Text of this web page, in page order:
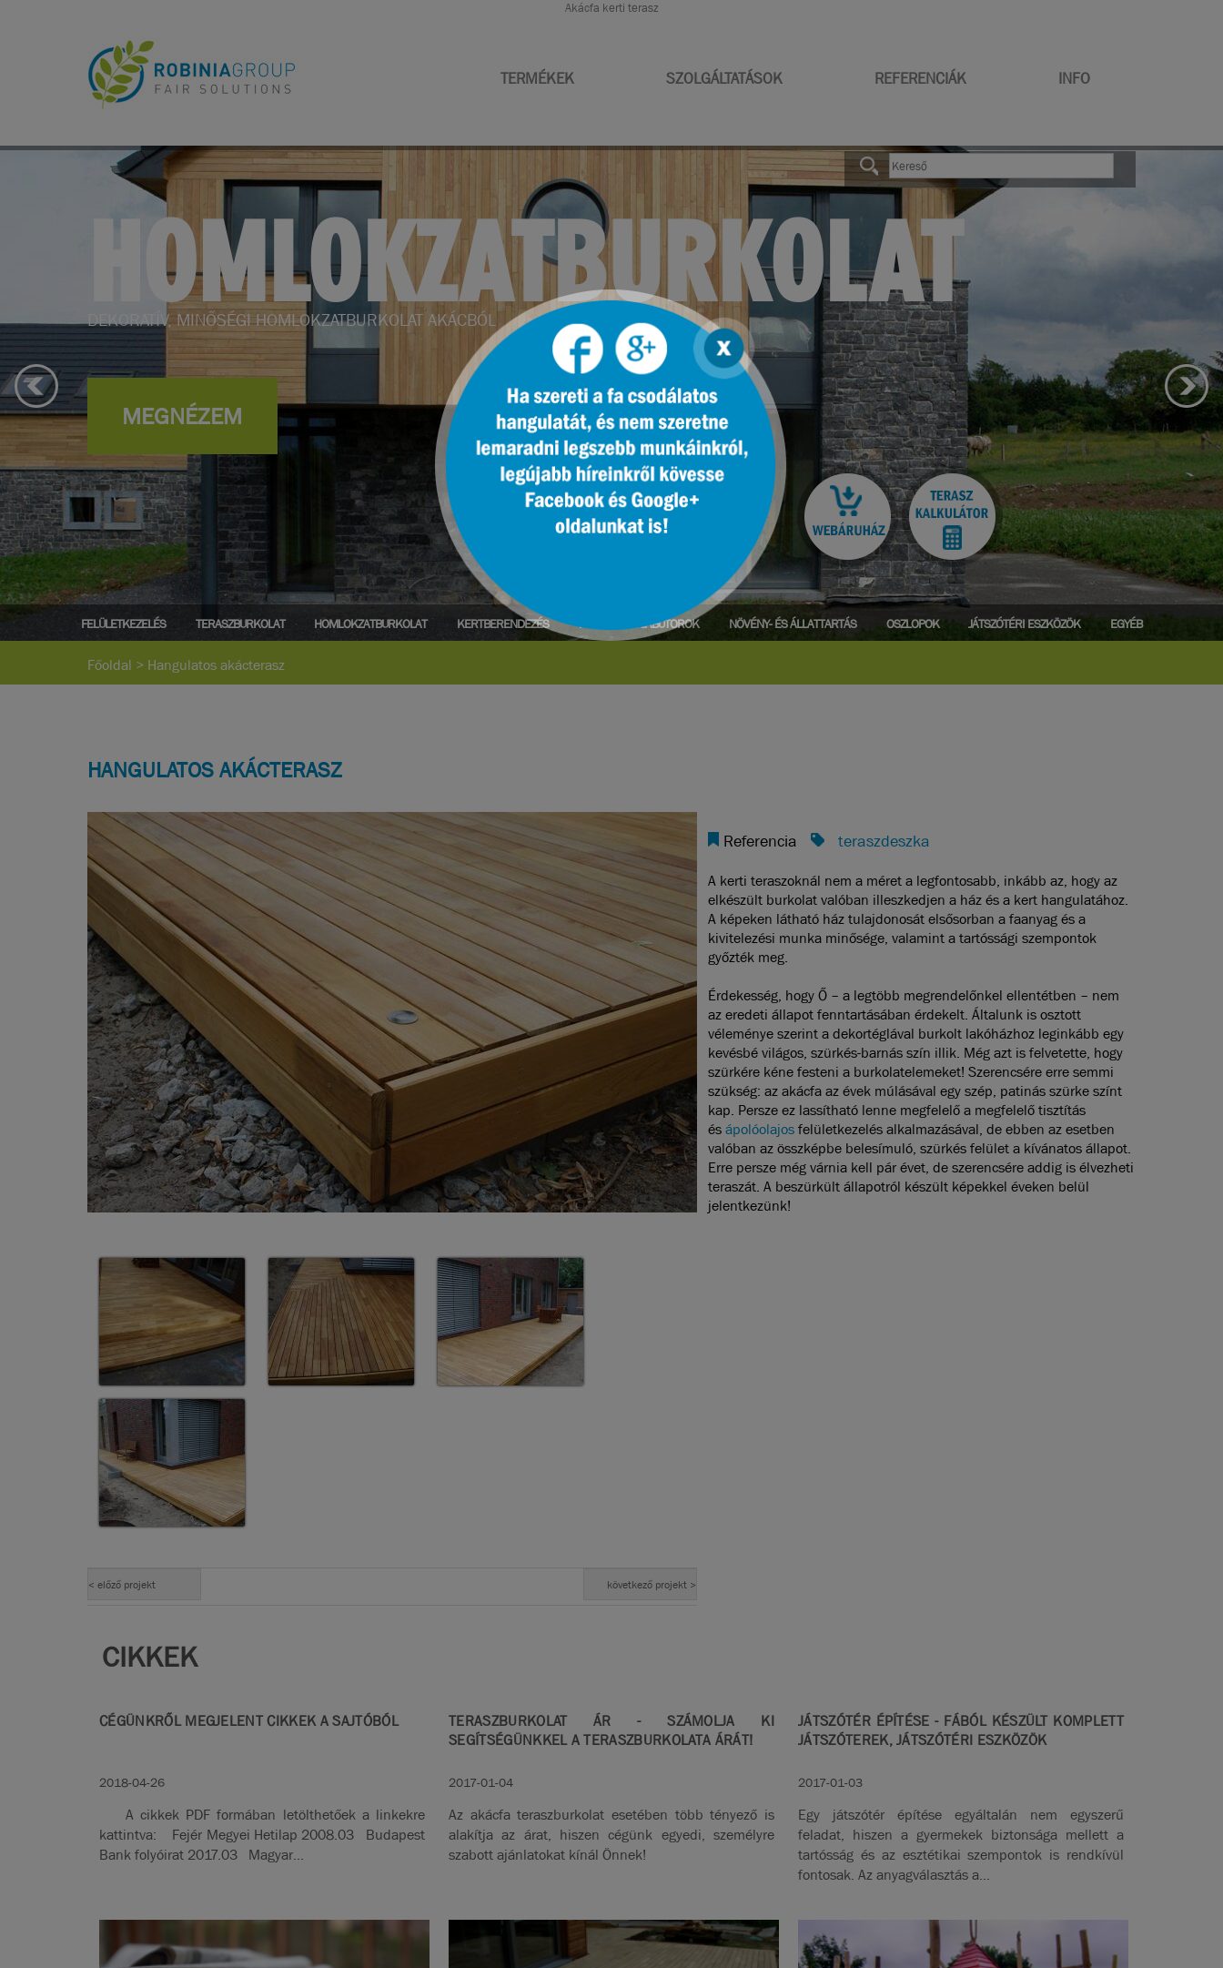
Akácfa kerti terasz
TERMÉKEK SZOLGÁLTATÁSOK REFERENCIÁK INFO
KERTBERENDEZÉS
KERTI BÚTOROK, KERTÉPÍTÉS
MEGNÉZEM
FELÜLETKEZELÉS TERASZBURKOLAT HOMLOKZATBURKOLAT KERTBERENDEZÉS PARK- ÉS UTCABÚTOROK NÖVÉNY- ÉS ÁLLATTARTÁS OSZLOPOK JÁTSZÓTÉRI ESZKÖZÖK EGYÉB
Főoldal > Hangulatos akácterasz
HANGULATOS AKÁCTERASZ
Referencia teraszdeszka
A kerti teraszoknál nem a méret a legfontosabb, inkább az, hogy az
elkészült burkolat valóban illeszkedjen a ház és a kert hangulatához.
A képeken látható ház tulajdonosát elsősorban a faanyag és a
kivitelezési munka minősége, valamint a tartóssági szempontok
győzték meg.
Érdekesség, hogy Ő – a legtöbb megrendelőnkel ellentétben – nem
az eredeti állapot fenntartásában érdekelt. Általunk is osztott
véleménye szerint a dekortéglával burkolt lakóházhoz leginkább egy
kevésbé világos, szürkés-barnás szín illik. Még azt is felvetette, hogy
szürkére kéne festeni a burkolatelemeket! Szerencsére erre semmi
szükség: az akácfa az évek múlásával egy szép, patinás szürke színt
kap. Persze ez lassítható lenne megfelelő a megfelelő tisztítás
ésápolóolajosfelületkezelés alkalmazásával, de ebben az esetben
valóban az összképbe belesímuló, szürkés felület a kívánatos állapot.
Erre persze még várnia kell pár évet, de szerencsére addig is élvezheti
teraszát. A beszürkült állapotról készült képekkel éveken belül
jelentkezünk!
CIKKEK
CÉGÜNKRŐL MEGJELENT CIKKEK A SAJTÓBÓL
2018-04-26
A cikkek PDF formában letölthetőek a linkekre
kattintva: Fejér Megyei Hetilap 2008.03 Budapest
Bank folyóirat 2017.03 Magyar...
TERASZBURKOLAT ÁR - SZÁMOLJA KI
SEGÍTSÉGÜNKKEL A TERASZBURKOLATA ÁRÁT!
2017-01-04
Az akácfa teraszburkolat esetében több tényező is
alakítja az árat, hiszen cégünk egyedi, személyre
szabott ajánlatokat kínál Önnek!
JÁTSZÓTÉR ÉPÍTÉSE - FÁBÓL KÉSZÜLT KOMPLETT
JÁTSZÓTEREK, JÁTSZÓTÉRI ESZKÖZÖK
2017-01-03
Egy játszótér építése egyáltalán nem egyszerű
feladat, hiszen a gyermekek biztonsága mellett a
tartósság és az esztétikai szempontok is rendkívül
fontosak. Az anyagválasztás a...